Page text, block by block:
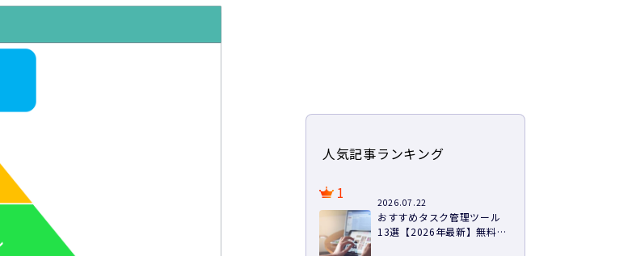
人気記事ランキング
1
2026.07.22
おすすめタスク管理ツール
13選【2026年最新】無料あ